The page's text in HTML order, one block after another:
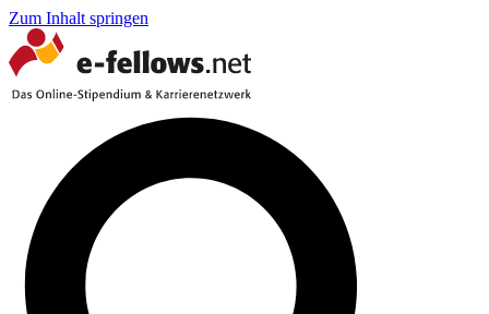
Zum Inhalt springen